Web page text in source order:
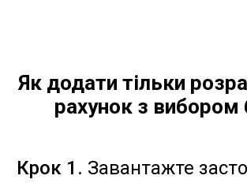
Як додати тільки
рахунок з вибором
Крок 1. Завантажте